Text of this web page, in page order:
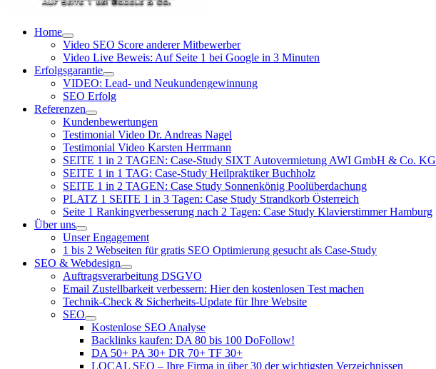
Home
Video SEO Score anderer Mitbewerber
Video Live Beweis: Auf Seite 1 bei Google in 3 Minuten
Erfolgsgarantie
VIDEO: Lead- und Neukundengewinnung
SEO Erfolg
Referenzen
Kundenbewertungen
Testimonial Video Dr. Andreas Nagel
Testimonial Video Karsten Herrmann
SEITE 1 in 2 TAGEN: Case-Study SIXT Autovermietung AWI GmbH & Co. KG
SEITE 1 in 1 TAG: Case-Study Heilpraktiker Buchholz
SEITE 1 in 2 TAGEN: Case Study Sonnenkönig Poolüberdachung
PLATZ 1 SEITE 1 in 3 Tagen: Case Study Strandkorb Österreich
Seite 1 Rankingverbesserung nach 2 Tagen: Case Study Klavierstimmer Hamburg
Über uns
Unser Engagement
1 bis 2 Webseiten für gratis SEO Optimierung gesucht als Case-Study
SEO & Webdesign
Auftragsverarbeitung DSGVO
Email Zustellbarkeit verbessern: Hier den kostenlosen Test machen
Technik-Check & Sicherheits-Update für Ihre Website
SEO
Kostenlose SEO Analyse
Backlinks kaufen: DA 80 bis 100 DoFollow!
DA 50+ PA 30+ DR 70+ TF 30+
LOCAL SEO – Ihre Firma in über 30 der wichtigsten Verzeichnissen